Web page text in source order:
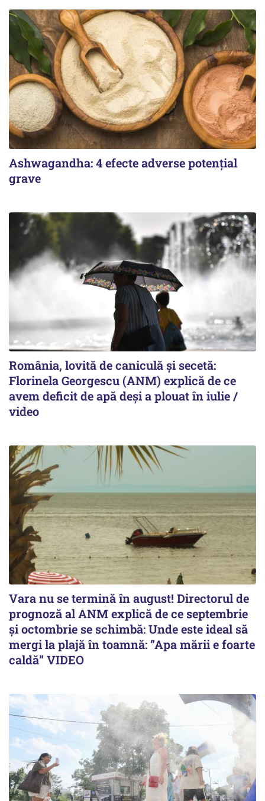
Ashwagandha: 4 efecte adverse potențial
grave
România, lovită de caniculă și secetă:
Florinela Georgescu (ANM) explică de ce
avem deficit de apă deși a plouat în iulie /
video
Vara nu se termină în august! Directorul de
prognoză al ANM explică de ce septembrie
și octombrie se schimbă: Unde este ideal să
mergi la plajă în toamnă: ”Apa mării e foarte
caldă” VIDEO